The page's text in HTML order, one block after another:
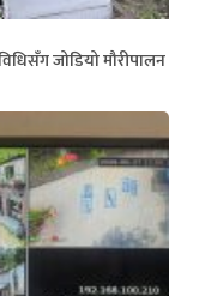
जोडियो मौरीपालन